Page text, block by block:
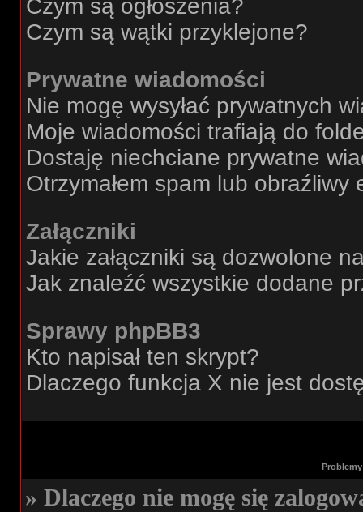
Czym są ogłoszenia?
Czym są wątki przyklejone?
Prywatne wiadomości
Nie mogę wysyłać prywatnych
Moje wiadomości trafiają do
Dostaję niechciane prywatne
Otrzymałem spam lub
Załączniki
Jakie załączniki są dozwolone
Jak znaleźć wszystkie dodane
Sprawy phpBB3
Kto napisał ten skrypt?
Dlaczego funkcja X nie jest
» Dlaczego nie mogę się